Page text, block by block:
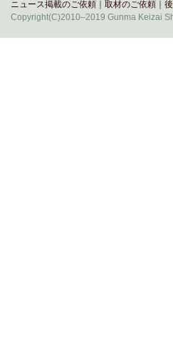
ニュース掲載のご依頼
取材のご依頼
Copyright(C)2010–2019 Gunma Keizai